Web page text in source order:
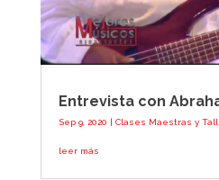
Entrevista con
Sep 9, 2020 | Clases Maestras y
leer más